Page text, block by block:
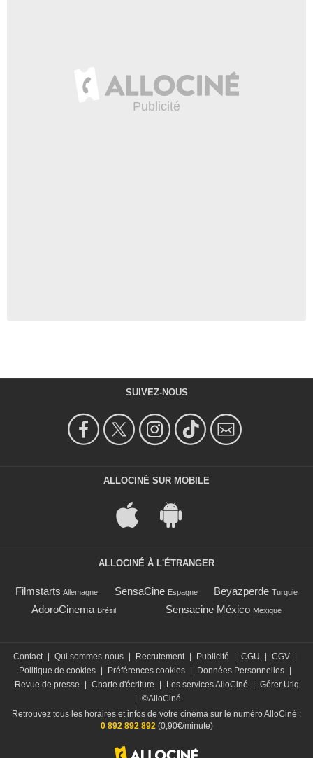
SUIVEZ-NOUS
ALLOCINÉ SUR MOBILE
ALLOCINÉ À L'ÉTRANGER
Filmstarts Allemagne SensaCine Espagne Beyazperde Turquie
AdoroCinema Brésil Sensacine México Mexique
Contact | Qui sommes-nous | Recrutement | Publicité | CGU | CGV |
Politique de cookies | Préférences cookies | Données Personnelles |
Revue de presse
| Charte d'écriture | Les services AlloCiné | Gérer Utiq
| ©AlloCiné
Retrouvez tous les horaires et infos de votre cinéma sur le numéro AlloCiné :
0 892 892 892 (0,90€/minute)